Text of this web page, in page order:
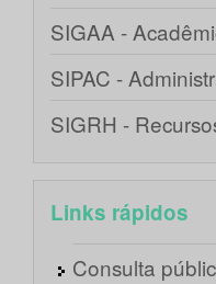
SIGAA -
SIPAC -
SIGRH -
Links rápidos
Consulta